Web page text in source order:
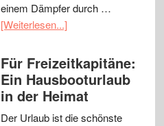
einem Dämpfer durch …
[Weiterlesen...]
Für Freizeitkapitäne:
Ein Hausbooturlaub
in der Heimat
Der Urlaub ist die schönste